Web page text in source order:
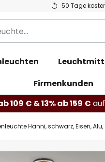
50 Tage
Firmenkunden
109 € & 13% ab 159 €
Hanni, schwarz, Eisen,